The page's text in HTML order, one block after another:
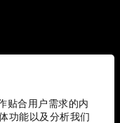
贴合用户需求的内
功能以及分析我们